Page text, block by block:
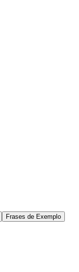
Frases de Exemplo